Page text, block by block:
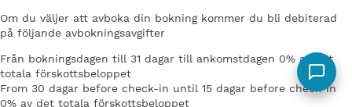
Om du väljer att avboka din bokning kommer du bli debiterad
på följande avbokningsavgifter
Från bokningsdagen till 31 dagar till ankomstdagen 0% av det
totala förskottsbeloppet
From 30 dagar before check-in until 15 dagar before check-in
0% av det totala förskottsbeloppet